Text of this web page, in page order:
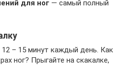
для ног — самый полный
– 15 минут каждый день. Как
ног? Прыгайте на скакалке,